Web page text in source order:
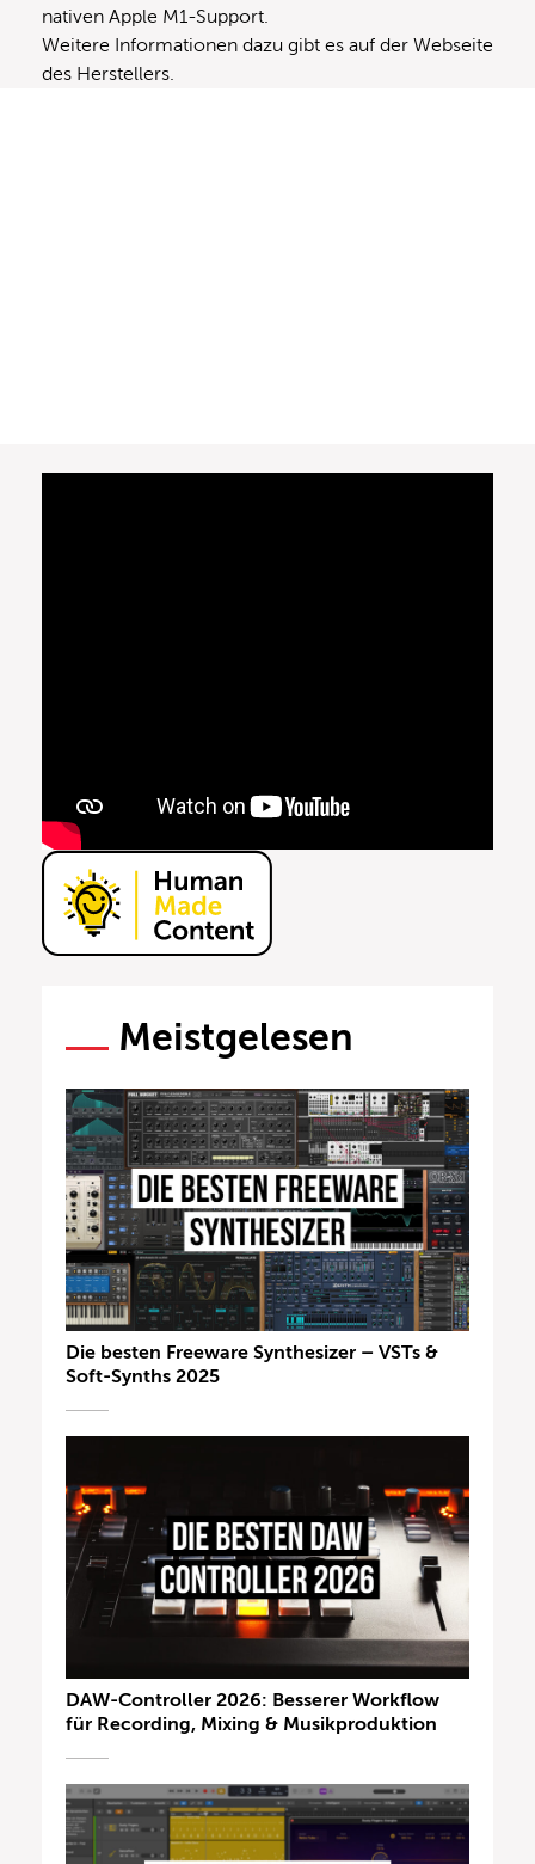
nativen Apple M1-Support.
Weitere Informationen dazu gibt es auf der Webseite
des Herstellers.
Meistgelesen
Die besten Freeware Synthesizer – VSTs &
Soft-Synths 2025
DAW-Controller 2026: Besserer Workflow
für Recording, Mixing & Musikproduktion